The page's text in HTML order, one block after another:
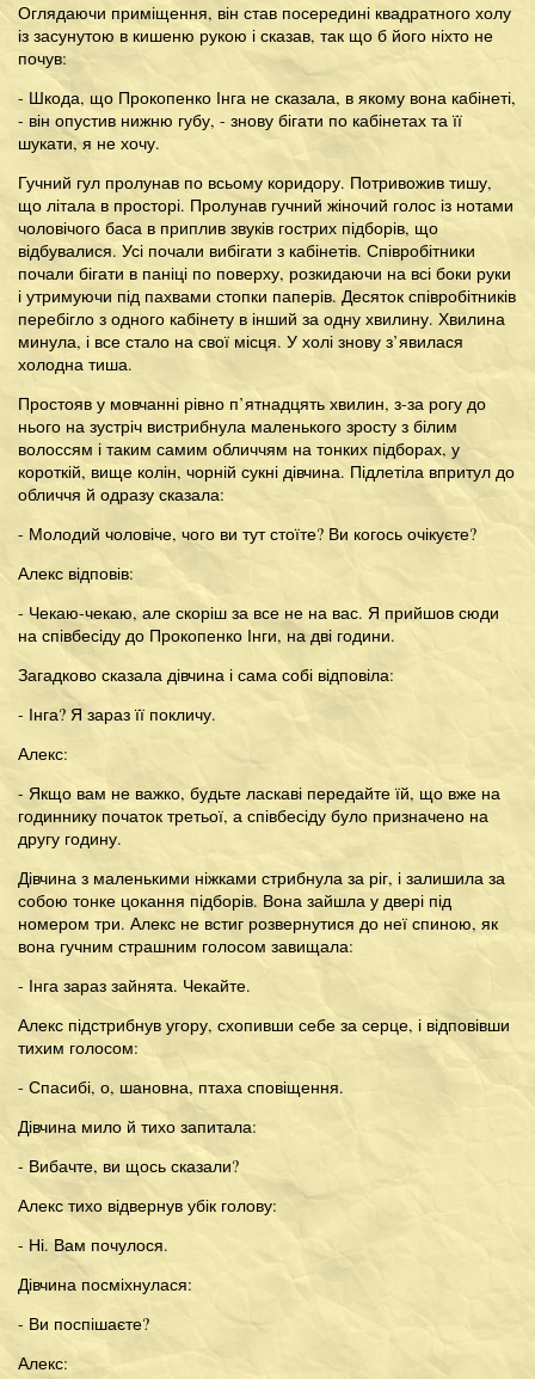
Оглядаючи приміщення, він став посередині квадратного холу
із засунутою в кишеню рукою і сказав, так що б його ніхто не
почув:
- Шкода, що Прокопенко Інга не сказала, в якому вона кабінеті,
- він опустив нижню губу, - знову бігати по кабінетах та її
шукати, я не хочу.
Гучний гул пролунав по всьому коридору. Потривожив тишу,
що літала в просторі. Пролунав гучний жіночий голос із нотами
чоловічого баса в приплив звуків гострих підборів, що
відбувалися. Усі почали вибігати з кабінетів. Співробітники
почали бігати в паніці по поверху, розкидаючи на всі боки руки
і утримуючи під пахвами стопки паперів. Десяток співробітників
перебігло з одного кабінету в інший за одну хвилину. Хвилина
минула, і все стало на свої місця. У холі знову з’явилася
холодна тиша.
Простояв у мовчанні рівно п’ятнадцять хвилин, з-за рогу до
нього на зустріч вистрибнула маленького зросту з білим
волоссям і таким самим обличчям на тонких підборах, у
короткій, вище колін, чорній сукні дівчина. Підлетіла впритул до
обличчя й одразу сказала:
- Молодий чоловіче, чого ви тут стоїте? Ви когось очікуєте?
Алекс відповів:
- Чекаю-чекаю, але скоріш за все не на вас. Я прийшов сюди
на співбесіду до Прокопенко Інги, на дві години.
Загадково сказала дівчина і сама собі відповіла:
- Інга? Я зараз її покличу.
Алекс:
- Якщо вам не важко, будьте ласкаві передайте їй, що вже на
годиннику початок третьої, а співбесіду було призначено на
другу годину.
Дівчина з маленькими ніжками стрибнула за ріг, і залишила за
собою тонке цокання підборів. Вона зайшла у двері під
номером три. Алекс не встиг розвернутися до неї спиною, як
вона гучним страшним голосом завищала:
- Інга зараз зайнята. Чекайте.
Алекс підстрибнув угору, схопивши себе за серце, і відповівши
тихим голосом:
- Спасибі, о, шановна, птаха сповіщення.
Дівчина мило й тихо запитала:
- Вибачте, ви щось сказали?
Алекс тихо відвернув убік голову:
- Ні. Вам почулося.
Дівчина посміхнулася:
- Ви поспішаєте?
Алекс: